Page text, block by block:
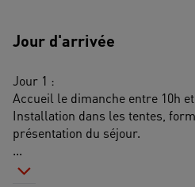
Jour d'arrivée
Jour 1 :
Accueil le dimanche entre 10h
Installation dans les tentes,
présentation du séjour.
...